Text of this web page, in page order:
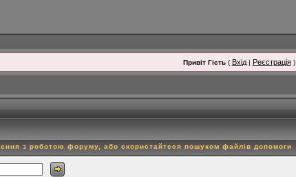
Привіт Гість( Вхід| Реєстрація)
з роботою форуму, або скористайтеся пошуком файлів допомоги